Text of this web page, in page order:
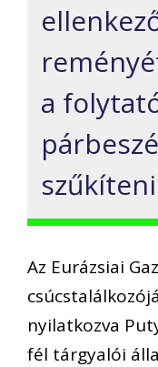
a
Az Eurázsiai
nyilatkozva
fél tárgyalói